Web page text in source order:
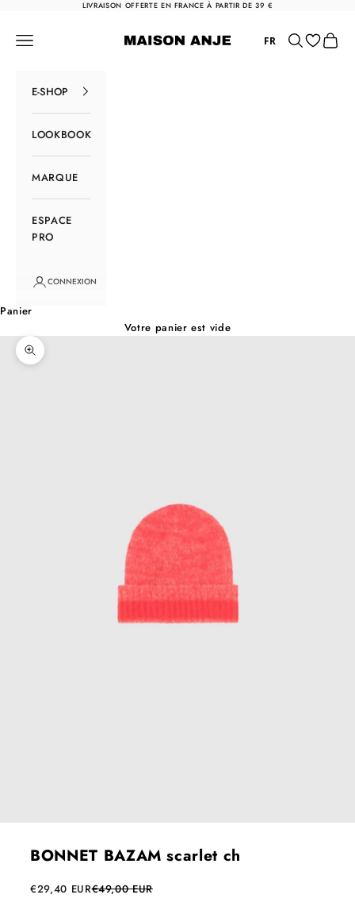
Passer au contenuLIVRAISON OFFERTE EN FRANCE À PARTIR DE 39 €
Maison Anje
Menu FR Rechercher
Panier
E-SHOP
LOOKBOOK
MARQUE
ESPACE
PRO
CONNEXION
Panier
Votre panier est vide
Zoomer sur l'image
BONNET BAZAM scarlet ch
Prix de vente
€29,40 EURPrix normal
€49,00 EUR